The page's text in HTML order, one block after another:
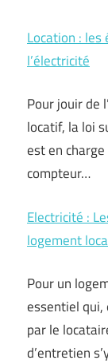
Location : les
l’électricité
Pour jouir de
locatif, la loi
est en
compteur…
Electricité :
logement
Pour un
essentiel qui,
par le
d’entretien